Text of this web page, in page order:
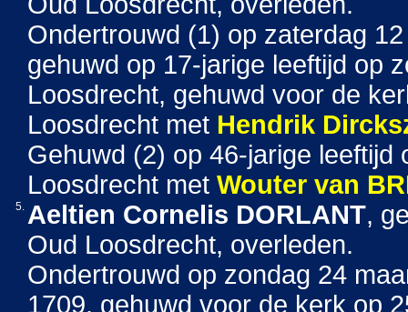
Ondertrouwd (1) op zaterdag
gehuwd op 17-jarige leeftijd op
Loosdrecht, gehuwd voor de
Loosdrecht met Hendrik
Gehuwd (2) op 46-jarige
Loosdrecht met Wouter van
5. Aeltien Cornelis DORLANT,
Oud Loosdrecht, overleden.
Ondertrouwd op zondag 24
1709, gehuwd voor de kerk op